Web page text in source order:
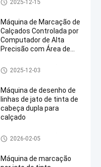
superior do sapato
atos
2025-12-15
Máquina de Marcação de
Calçados Controlada por
Computador de Alta
Precisão com Área de
900mm para Cabedal e
Gáspea de Calçado
Máquina de marcação de sap
atos
2025-12-03
Máquina de desenho de
linhas de jato de tinta de
cabeça dupla para
calçado
Máquina de marcação de sap
atos
2026-02-05
Máquina de marcação